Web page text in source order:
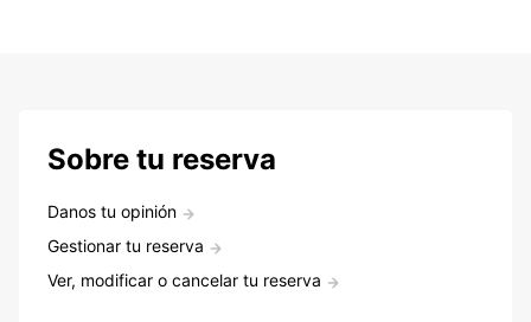
Sobre tu reserva
Danos tu opinión
Gestionar tu reserva
Ver, modificar o cancelar tu reserva